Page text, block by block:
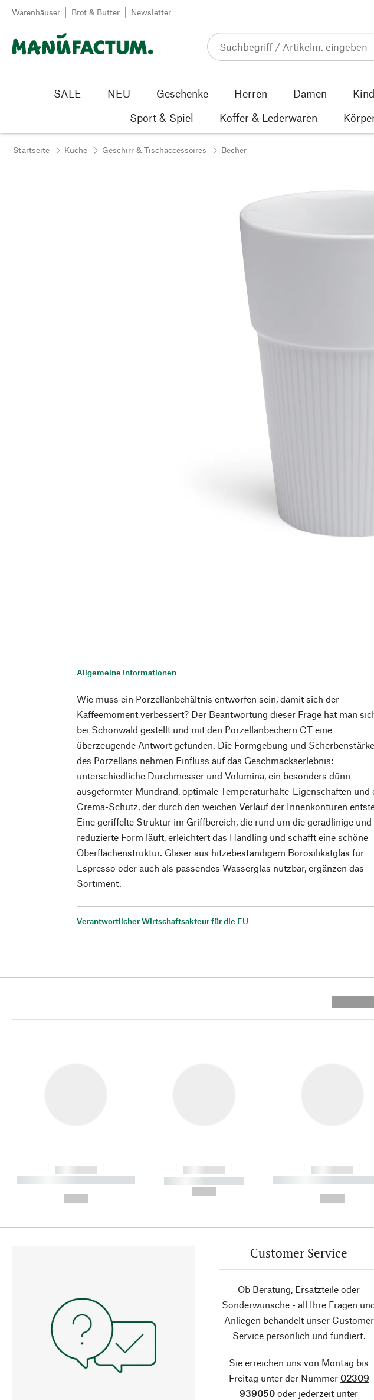
Zum Inhalt springen
Warenhäuser Brot & Butter Newsletter
SALE NEU Geschenke Herren Damen
Sport & Spiel
Koffer & Lederwaren
Startseite Küche Geschirr & Tischaccessoires Becher
Allgemeine Informationen
Wie muss ein Porzellanbehältnis entworfen sein, damit sich der
Kaffeemoment verbessert? Der Beantwortung dieser Frage hat man
bei Schönwald gestellt und mit den Porzellanbechern CT eine
überzeugende Antwort gefunden. Die Formgebung und Scherbenstärke
des Porzellans nehmen Einfluss auf das Geschmackserlebnis:
unterschiedliche Durchmesser und Volumina, ein besonders dünn
ausgeformter Mundrand, optimale Temperaturhalte-Eigenschaften und
Crema-Schutz, der durch den weichen Verlauf der Innenkonturen
Eine geriffelte Struktur im Griffbereich, die rund um die geradlinige und
reduzierte Form läuft, erleichtert das Handling und schafft eine schöne
Oberflächenstruktur. Gläser aus hitzebeständigem Borosilikatglas für
Espresso oder auch als passendes Wasserglas nutzbar, ergänzen das
Sortiment.
Verantwortlicher Wirtschaftsakteur für die EU
------------
----------- ----------- ----------
------------
----------- -----------
------------
----------- -----------
Customer Service
Ob Beratung, Ersatzteile oder
Sonderwünsche - all Ihre Fragen
Anliegen behandelt unser Customer
Service persönlich und fundiert.
Sie erreichen uns von Montag bis
Freitag unter der Nummer 02309
939050 oder jederzeit unter